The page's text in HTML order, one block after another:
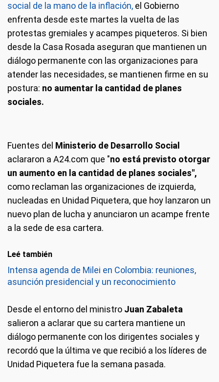
social de la mano de la inflación, el Gobierno
enfrenta desde este martes la vuelta de las
protestas gremiales y acampes piqueteros. Si bien
desde la Casa Rosada aseguran que mantienen un
diálogo permanente con las organizaciones para
atender las necesidades, se mantienen firme en su
postura: no aumentar la cantidad de planes
sociales.
Fuentes del Ministerio de Desarrollo Social
aclararon a A24.com que "no está previsto otorgar
un aumento en la cantidad de planes sociales",
como reclaman las organizaciones de izquierda,
nucleadas en Unidad Piquetera, que hoy lanzaron un
nuevo plan de lucha y anunciaron un acampe frente
a la sede de esa cartera.
Leé también
Intensa agenda de Milei en Colombia: reuniones,
asunción presidencial y un reconocimiento
Desde el entorno del ministro Juan Zabaleta
salieron a aclarar que su cartera mantiene un
diálogo permanente con los dirigentes sociales y
recordó que la última ve que recibió a los líderes de
Unidad Piquetera fue la semana pasada.